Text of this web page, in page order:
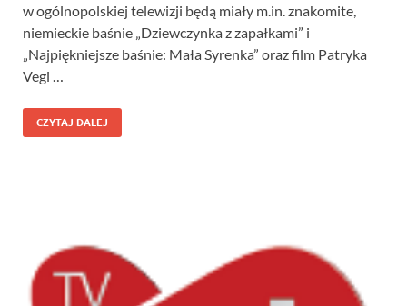
w ogólnopolskiej telewizji będą miały m.in. znakomite,
niemieckie baśnie „Dziewczynka z zapałkami” i
„Najpiękniejsze baśnie: Mała Syrenka” oraz film Patryka
Vegi …
CZYTAJ DALEJ